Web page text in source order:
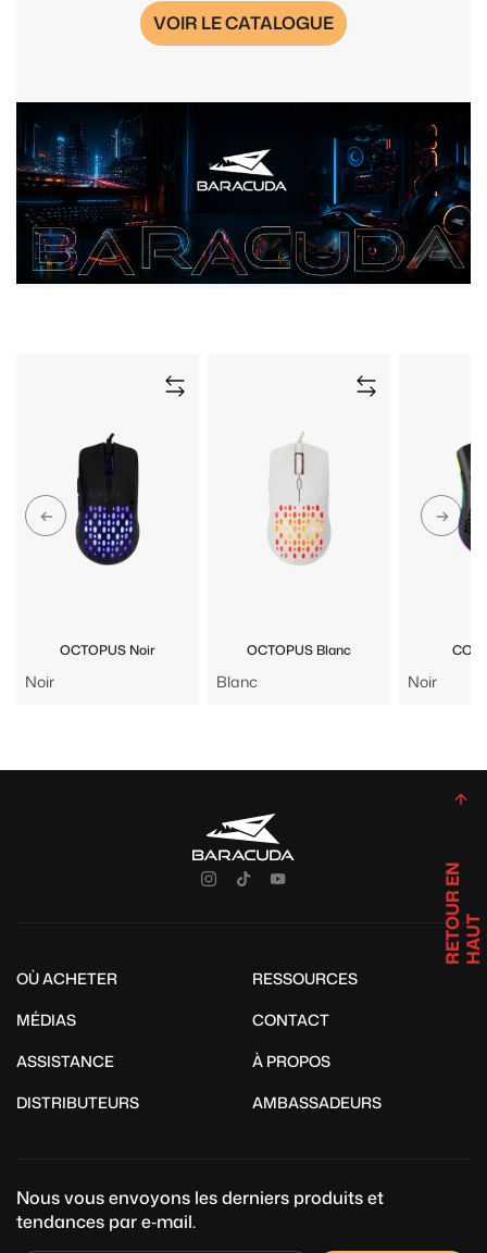
VOIR LE CATALOGUE
OCTOPUS Noir
Noir
OCTOPUS Blanc
Blanc Noir
OÙ ACHETER
RESSOURCES
MÉDIAS
CONTACT
ASSISTANCE
À PROPOS
DISTRIBUTEURS
AMBASSADEURS
Nous vous envoyons les derniers produits et
tendances par e‑mail.
R
E
TO
U
R
E
N
H
A
UT